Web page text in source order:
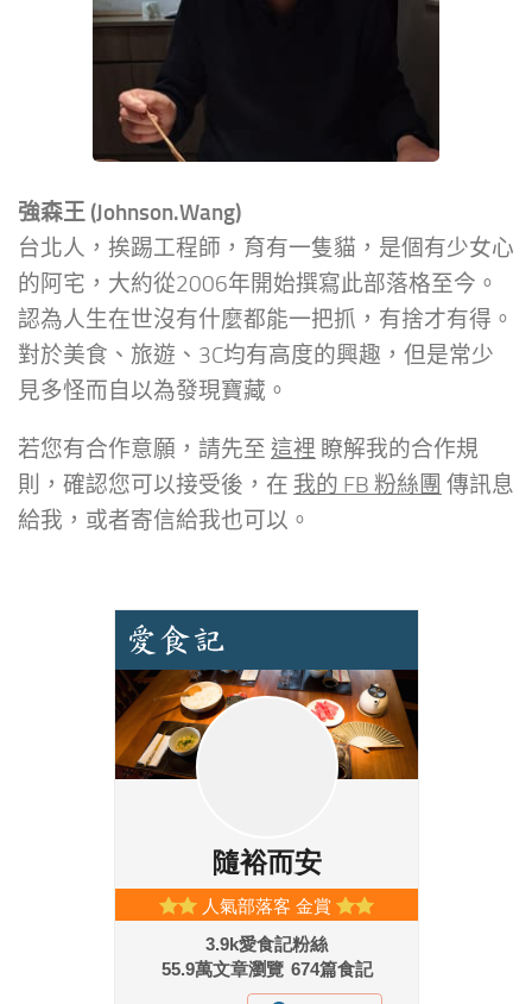
強森王 (Johnson.Wang)
台北人，挨踢工程師，育有一隻貓，是個有少女心
的阿宅，大約從2006年開始撰寫此部落格至今。
認為人生在世沒有什麼都能一把抓，有捨才有得。
對於美食、旅遊、3C均有高度的興趣，但是常少
見多怪而自以為發現寶藏。
若您有合作意願，請先至 這裡 瞭解我的合作規
則，確認您可以接受後，在 我的 FB 粉絲團 傳訊息
給我，或者寄信給我也可以。